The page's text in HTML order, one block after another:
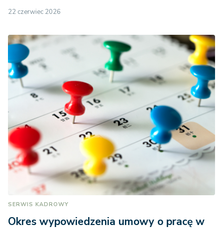
22 czerwiec 2026
SERWIS KADROWY
Okres wypowiedzenia umowy o pracę w